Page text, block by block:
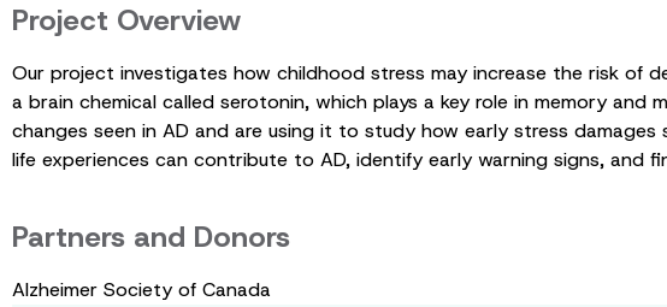
Project Overview
Our project investigates how childhood stress may increase the risk of
a brain chemical called serotonin, which plays a key role in memory
changes seen in AD and are using it to study how early stress
life experiences can contribute to AD, identify early warning signs, and
Partners and Donors
Alzheimer Society of Canada